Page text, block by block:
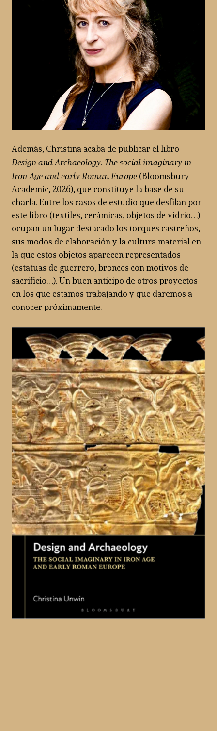
Además, Christina acaba de publicar el libro
Design and Archaeology. The social imaginary in
Iron Age and early Roman Europe (Bloomsbury
Academic, 2026), que constituye la base de su
charla. Entre los casos de estudio que desfilan por
este libro (textiles, cerámicas, objetos de vidrio…)
ocupan un lugar destacado los torques castreños,
sus modos de elaboración y la cultura material en
la que estos objetos aparecen representados
(estatuas de guerrero, bronces con motivos de
sacrificio…). Un buen anticipo de otros proyectos
en los que estamos trabajando y que daremos a
conocer próximamente.